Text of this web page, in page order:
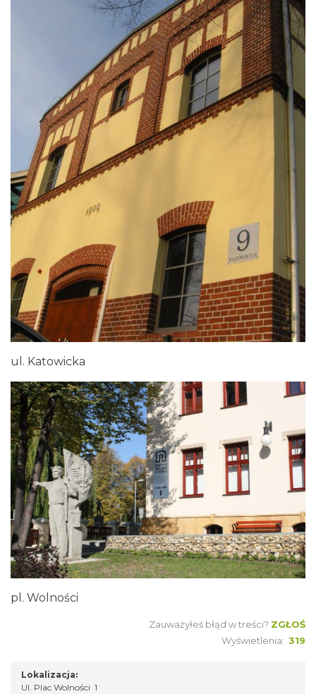
ul. Katowicka
pl. Wolności
Zauważyłeś błąd w treści? ZGŁOŚ
Wyświetlenia: 319
Lokalizacja:
Ul. Plac Wolności 1